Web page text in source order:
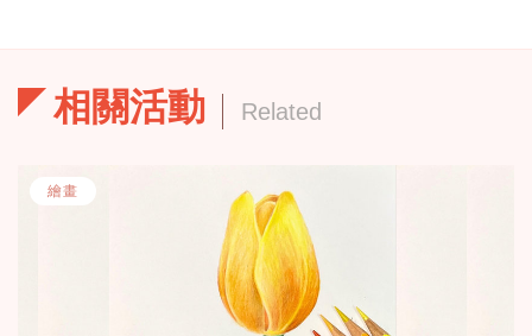
相關活動 Related
繪畫